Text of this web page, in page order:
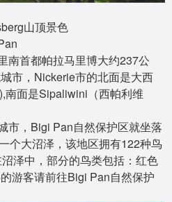
山顶景色
南首都帕拉马里博大约237公
市，Nickerie市的北面是大西
南面是Sipaliwini（西帕利维
市，Bigi Pan自然保护区就坐落
个大沼泽，该地区拥有122种鸟
泽中，部分的鸟类包括：红色
游客请前往Bigi Pan自然保护